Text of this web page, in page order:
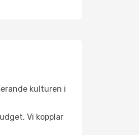
kulturen i
Vi kopplar